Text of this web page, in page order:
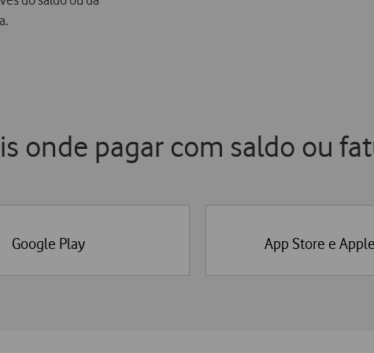
onde pagar com saldo ou
Google Play App Store e